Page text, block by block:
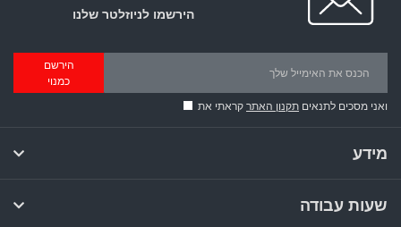
הירשמו לניוזלטר שלנו
הירשם
כמנוי
ואני מסכים לתנאים תקנון האתרקראתי את
מידע
שעות עבודה